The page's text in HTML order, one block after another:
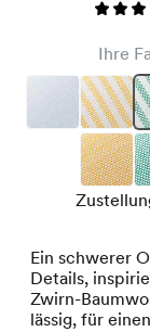
Ihre
Ein schwerer
Details,
Zwirn-
lässig, für